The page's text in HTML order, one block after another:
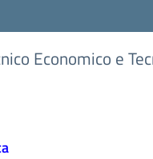
Economico e